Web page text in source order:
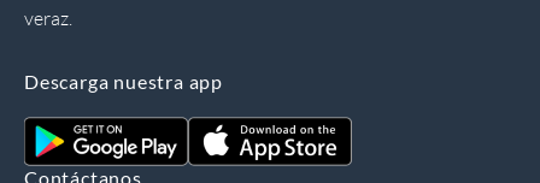
veraz.
Descarga nuestra app
Contáctanos